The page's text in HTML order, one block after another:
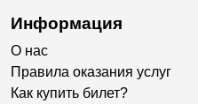
Информация
О нас
Правила оказания услуг
Как купить билет?